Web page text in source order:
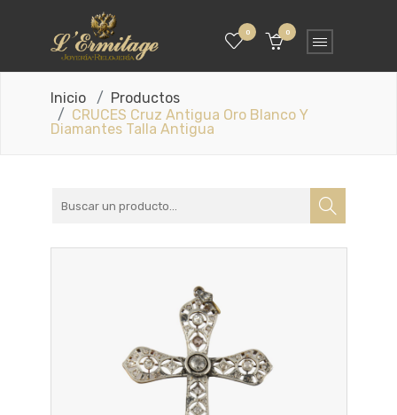
0 0
Inicio
Productos
CRUCES Cruz Antigua Oro Blanco Y
Diamantes Talla Antigua